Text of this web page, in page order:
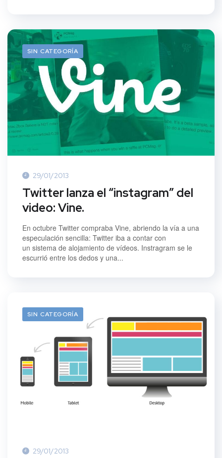
SIN CATEGORÍA
29/01/2013
Twitter lanza el “instagram” del
video: Vine.
En octubre Twitter compraba Vine, abriendo la vía a una
especulación sencilla: Twitter iba a contar con
un sistema de alojamiento de vídeos. Instragram se le
escurrió entre los dedos y una...
SIN CATEGORÍA
29/01/2013